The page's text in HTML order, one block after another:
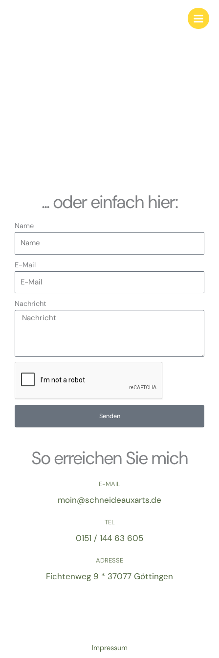
So erreichen Sie mich
E-MAIL
moin@schneideauxarts.de
TEL
0151 / 144 63 605
ADRESSE
Fichtenweg 9 * 37077 Göttingen
... oder einfach hier:
Name
E-Mail
Nachricht
Senden
Impressum